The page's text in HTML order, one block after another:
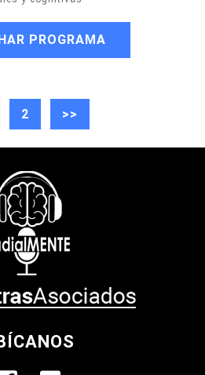
PROGRAMA
2 >>